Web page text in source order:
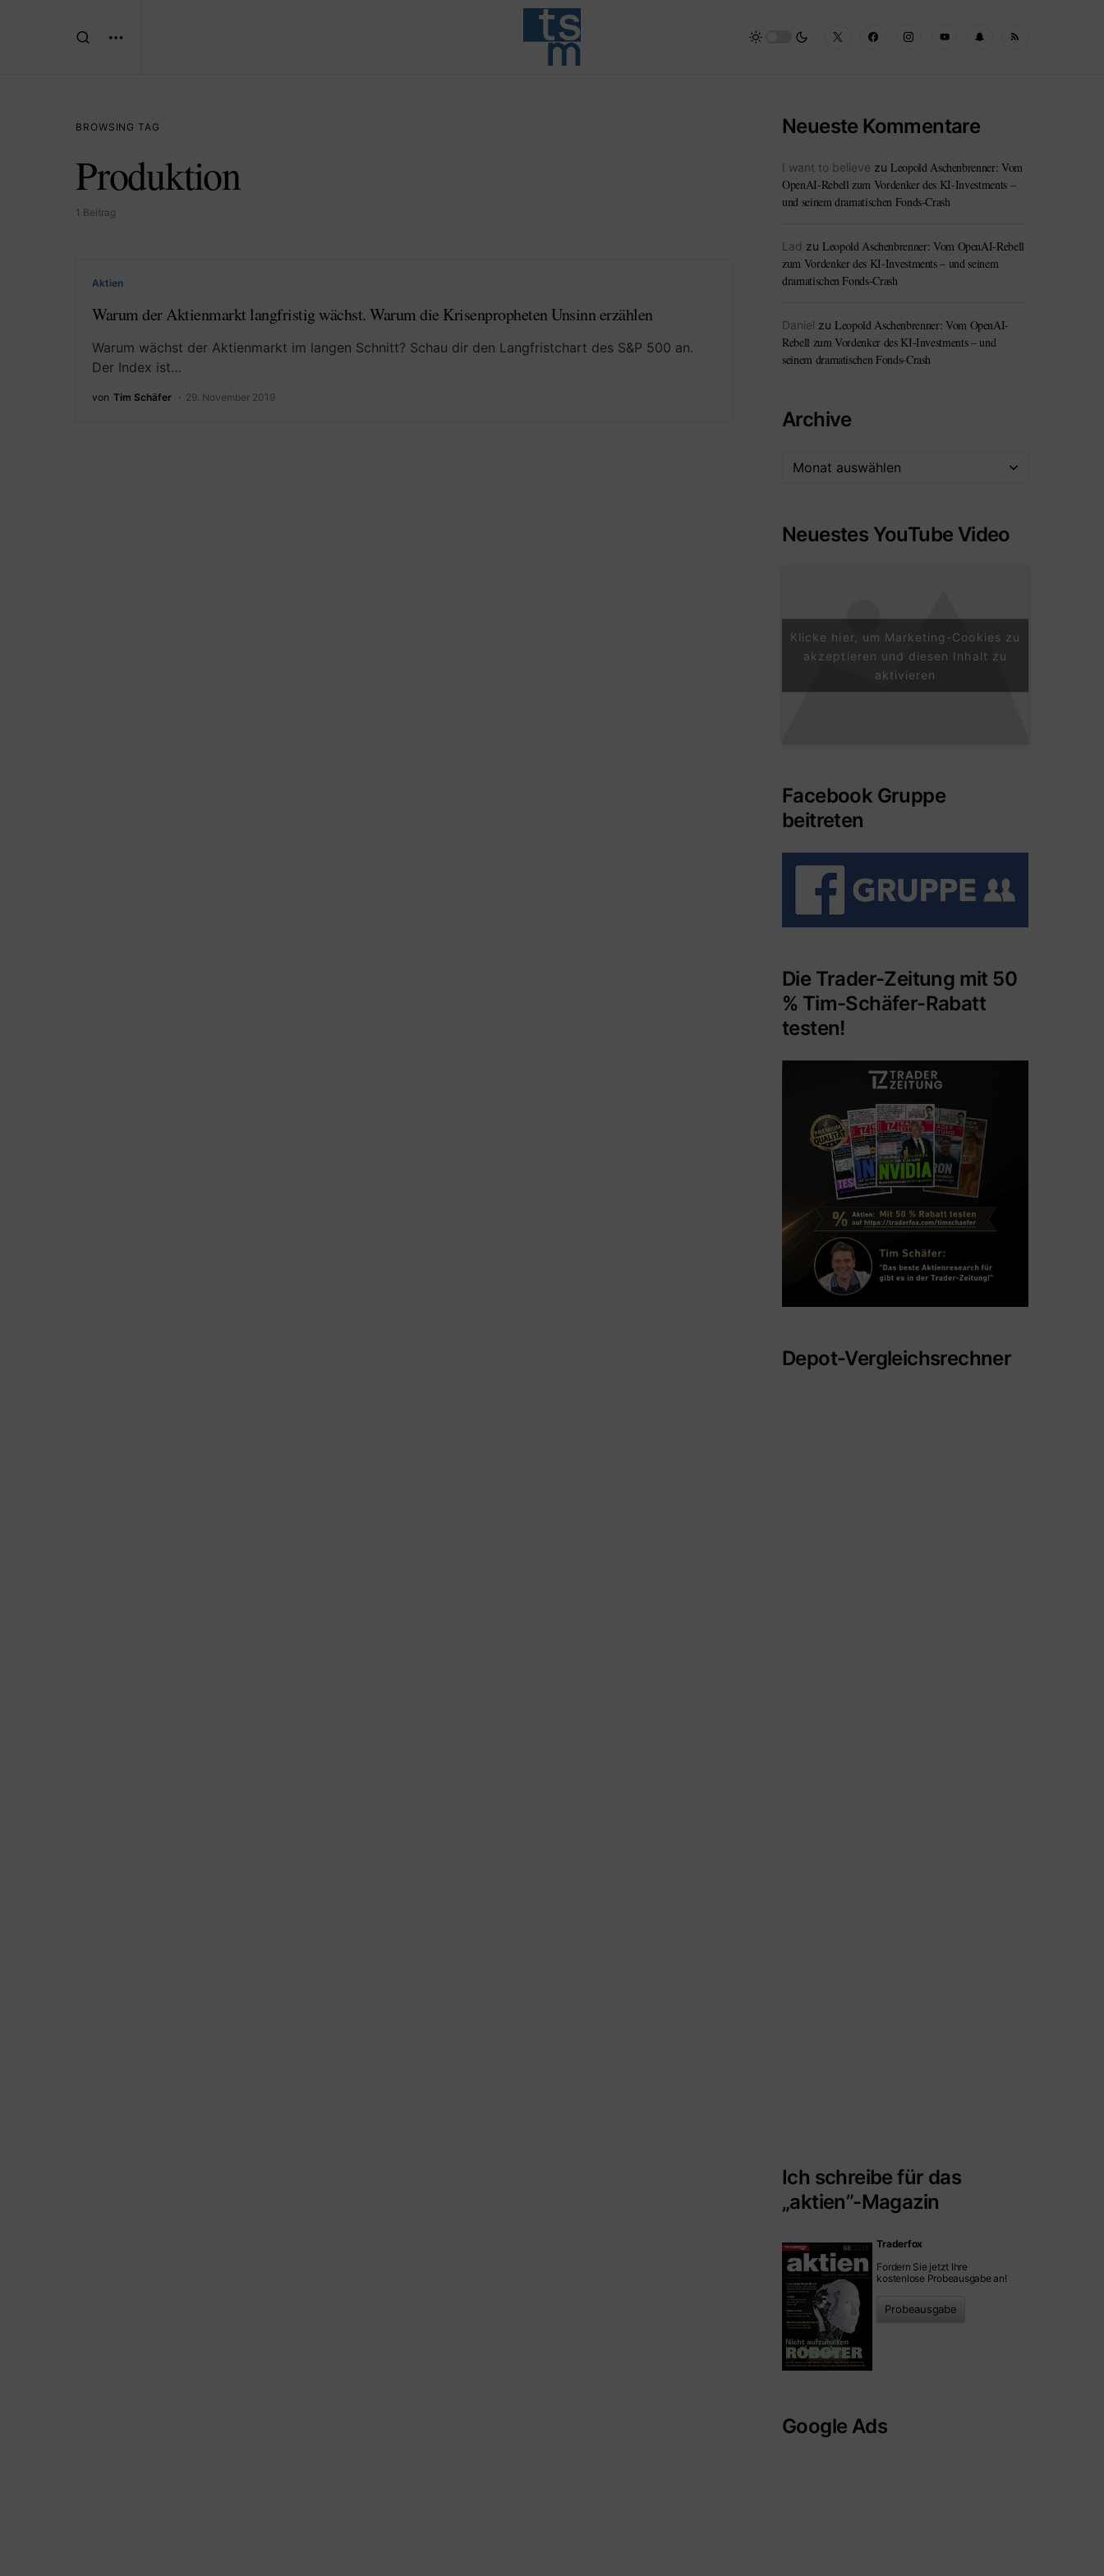
BROWSING TAG
Produktion
1 Beitrag
Aktien
Warum der Aktienmarkt langfristig wächst. Warum die Krisenpropheten Unsinn erzählen
Warum wächst der Aktienmarkt im langen Schnitt? Schau dir den Langfristchart des S&P 500 an.
Der Index ist…
von Tim Schäfer 29. November 2019
Neueste Kommentare
I want to believe zu Leopold Aschenbrenner: Vom
OpenAI-Rebell zum Vordenker des KI-Investments –
und seinem dramatischen Fonds-Crash
Lad zu Leopold Aschenbrenner: Vom OpenAI-Rebell
zum Vordenker des KI-Investments – und seinem
dramatischen Fonds-Crash
Daniel zu Leopold Aschenbrenner: Vom OpenAI-
Rebell zum Vordenker des KI-Investments – und
seinem dramatischen Fonds-Crash
Archive
Neuestes YouTube Video
Klicke hier, um Marketing-Cookies zu
akzeptieren und diesen Inhalt zu
aktivieren
Facebook Gruppe
beitreten
Die Trader-Zeitung mit 50
% Tim-Schäfer-Rabatt
testen!
Depot-Vergleichsrechner
Ich schreibe für das
„aktien”-Magazin
Traderfox
Fordern Sie jetzt Ihre
kostenlose Probeausgabe an!
Probeausgabe
Google Ads